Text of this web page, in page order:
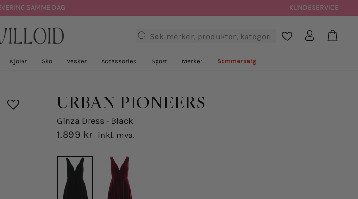
SAMME DAG KUNDESERVICE
Søk  Logg inn
Kjoler Sko Vesker Accessories Sport Merker Sommersalg
URBAN PIONEERS
Ginza Dress - Black
1.899 kr inkl. mva.